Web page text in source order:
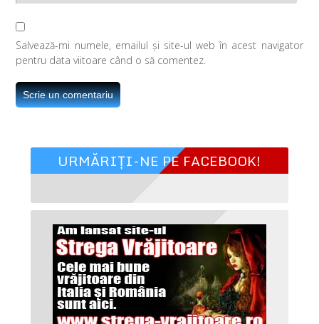
Salvează-mi numele, emailul și site-ul web în acest navigator
pentru data viitoare când o să comentez.
URMĂRIȚI-NE PE FACEBOOK!